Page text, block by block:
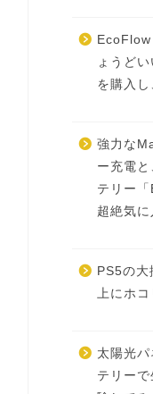
ょうど
を購入
強力な
ー充電
テリー
超絶気に
PS5の大
上にホ
太陽光
テリー